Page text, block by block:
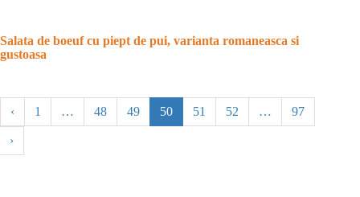
Salata de boeuf cu piept de pui, varianta romaneasca si
gustoasa
‹ 1 … 48 49 50 51 52 … 97
›